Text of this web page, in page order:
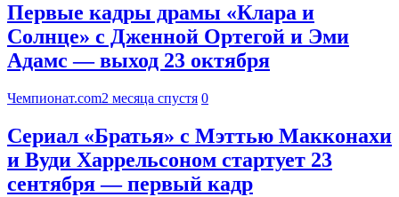
Первые кадры драмы «Клара и
Солнце» с Дженной Ортегой и Эми
Адамс — выход 23 октября
Чемпионат.com2 месяца спустя 0
Сериал «Братья» с Мэттью Макконахи
и Вуди Харрельсоном стартует 23
сентября — первый кадр